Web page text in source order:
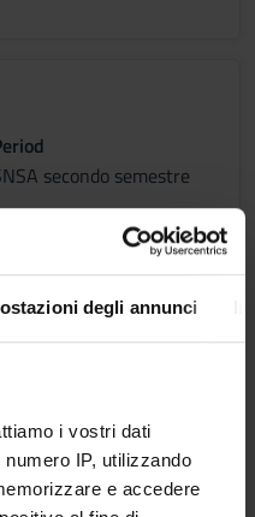
degli annunci
i vostri dati
IP, utilizzando
e accedere
secondo semestre
the aim of the course
basic knowledge of the
production of a food